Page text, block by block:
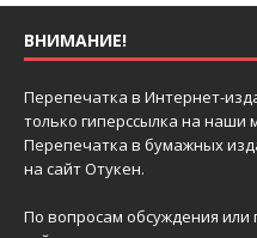
ВНИМАНИЕ!
Перепечатка в Интернет-
только гиперссылка на наши
Перепечатка в бумажных
на сайт Отукен.
По вопросам обсуждения или